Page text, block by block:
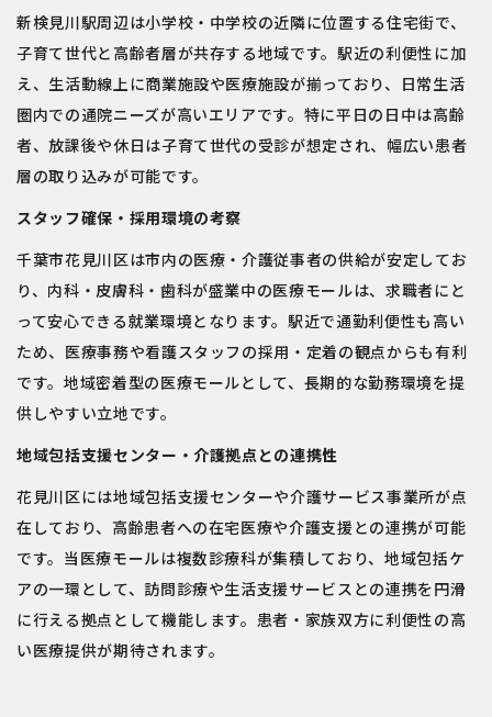
新検見川駅周辺は小学校・中学校の近隣に位置する住宅街で、
子育て世代と高齢者層が共存する地域です。駅近の利便性に加
え、生活動線上に商業施設や医療施設が揃っており、日常生活
圏内での通院ニーズが高いエリアです。特に平日の日中は高齢
者、放課後や休日は子育て世代の受診が想定され、幅広い患者
層の取り込みが可能です。
スタッフ確保・採用環境の考察
千葉市花見川区は市内の医療・介護従事者の供給が安定してお
り、内科・皮膚科・歯科が盛業中の医療モールは、求職者にと
って安心できる就業環境となります。駅近で通勤利便性も高い
ため、医療事務や看護スタッフの採用・定着の観点からも有利
です。地域密着型の医療モールとして、長期的な勤務環境を提
供しやすい立地です。
地域包括支援センター・介護拠点との連携性
花見川区には地域包括支援センターや介護サービス事業所が点
在しており、高齢患者への在宅医療や介護支援との連携が可能
です。当医療モールは複数診療科が集積しており、地域包括ケ
アの一環として、訪問診療や生活支援サービスとの連携を円滑
に行える拠点として機能します。患者・家族双方に利便性の高
い医療提供が期待されます。